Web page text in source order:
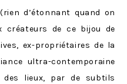
(rien d’étonnant quand on
créateurs de ce bijou de
ex-propriétaires de la
ultra-contemporaine
des lieux, par de subtils